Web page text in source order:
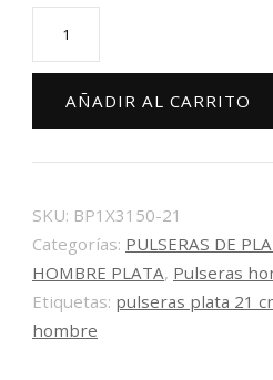
150-
21
cantidad
AÑADIR AL CARRITO
SKU: BP1X3150-21
Categorías: PULSERAS DE
HOMBRE PLATA, Pulseras
Etiquetas: pulseras plata 21
hombre